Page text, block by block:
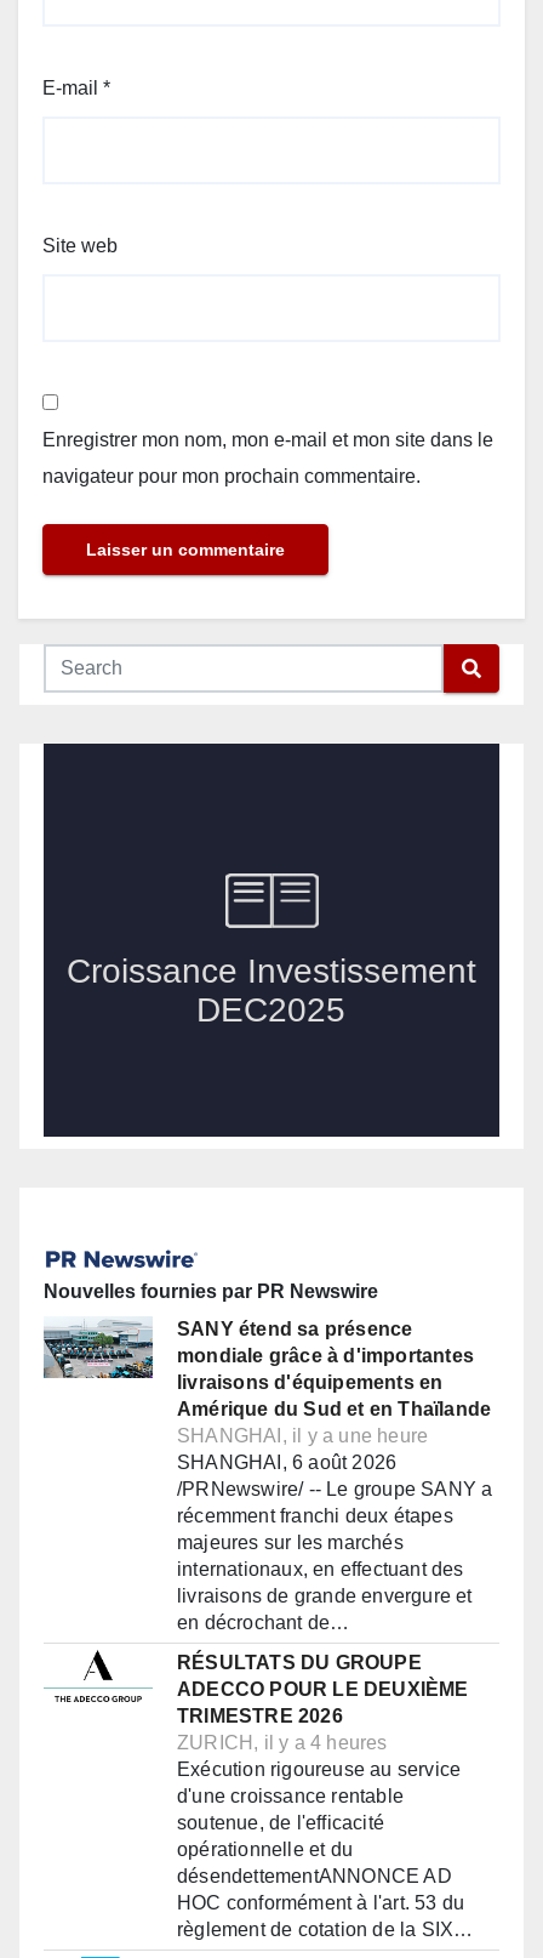
E-mail *
Site web
Enregistrer mon nom, mon e-mail et mon site dans le
navigateur pour mon prochain commentaire.
Nouvelles fournies par PR Newswire
SANY étend sa présence
mondiale grâce à d'importantes
livraisons d'équipements en
Amérique du Sud et en Thaïlande
SHANGHAI, il y a une heure
SHANGHAI, 6 août 2026
/PRNewswire/ -- Le groupe SANY a
récemment franchi deux étapes
majeures sur les marchés
internationaux, en effectuant des
livraisons de grande envergure et
en décrochant de…
RÉSULTATS DU GROUPE
ADECCO POUR LE DEUXIÈME
TRIMESTRE 2026
ZURICH, il y a 4 heures
Exécution rigoureuse au service
d'une croissance rentable
soutenue, de l'efficacité
opérationnelle et du
désendettementANNONCE AD
HOC conformément à l'art. 53 du
règlement de cotation de la SIX…